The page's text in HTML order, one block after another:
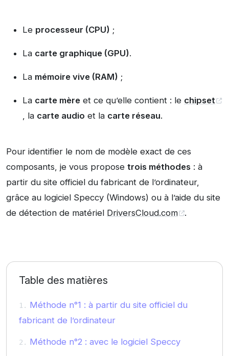
Le processeur (CPU) ;
La carte graphique (GPU).
La mémoire vive (RAM) ;
La carte mère et ce qu’elle contient : le chipset
, la carte audio et la carte réseau.
Pour identifier le nom de modèle exact de ces
composants, je vous propose trois méthodes : à
partir du site officiel du fabricant de l’ordinateur,
grâce au logiciel Speccy (Windows) ou à l’aide du site
de détection de matériel DriversCloud.com .
Table des matières
Méthode n°1 : à partir du site officiel du
fabricant de l’ordinateur
Méthode n°2 : avec le logiciel Speccy